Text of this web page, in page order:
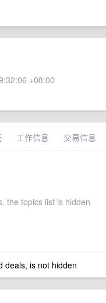
+08:00
工作信息 交易信息
the topics list is hidden
deals, is not hidden